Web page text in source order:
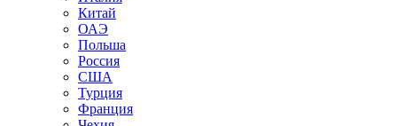
Китай
ОАЭ
Польша
Россия
США
Турция
Франция